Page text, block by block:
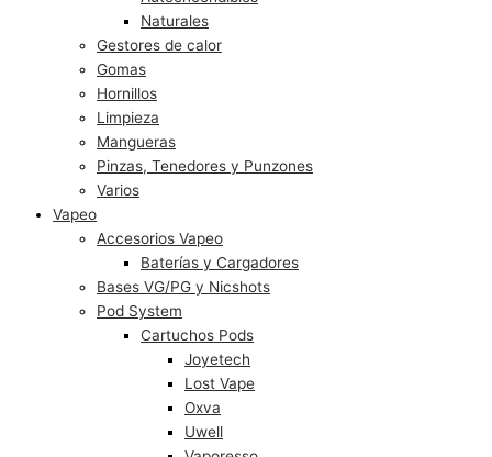
Naturales
Gestores de calor
Gomas
Hornillos
Limpieza
Mangueras
Pinzas, Tenedores y Punzones
Varios
Vapeo
Accesorios Vapeo
Baterías y Cargadores
Bases VG/PG y Nicshots
Pod System
Cartuchos Pods
Joyetech
Lost Vape
Oxva
Uwell